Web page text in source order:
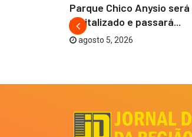
Parque Chico Anysio será
revitalizado e passará...
agosto 5, 2026